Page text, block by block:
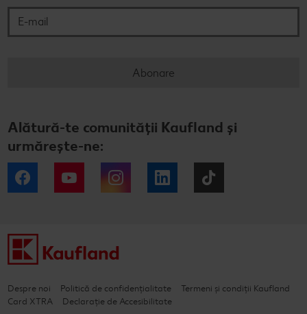
Abonare
Alătură-te comunității Kaufland și
urmărește-ne:
Facebook YouTube Instagram LinkedIn
Despre noi Politică de confidențialitate
Termeni și condiții Kaufland
Card XTRA
Declarație de Accesibilitate